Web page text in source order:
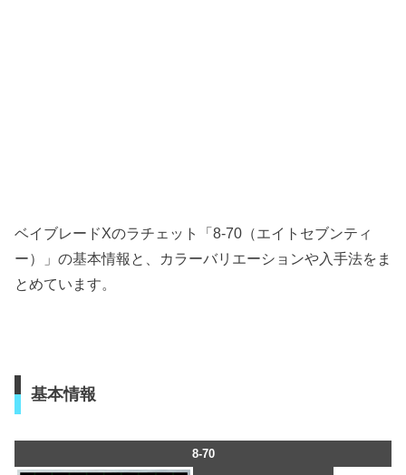
ベイブレードXのラチェット「8-70（エイトセブンティ
ー）」の基本情報と、カラーバリエーションや入手法をま
とめています。
基本情報
8-70